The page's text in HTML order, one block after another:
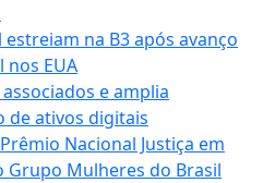
na B3 após avanço
nos EUA
e amplia
de ativos digitais
Nacional Justiça em
Grupo Mulheres do Brasil